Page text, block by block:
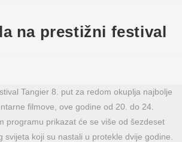
na prestižni festival
Tangier 8. put za redom okuplja najbolje
filmove, ove godine od 20. do 24.
programu prikazat će se više od šezdeset
svijeta koji su nastali u protekle dvije godine.